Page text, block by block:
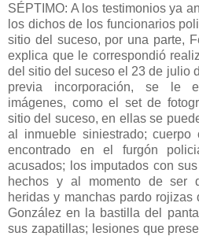
SÉPTIMO: A los testimonios ya
los dichos de los funcionarios
sitio del suceso, por una parte,
explica que le correspondió
del sitio del suceso el 23 de julio
previa incorporación, se le
imágenes, como el set de
sitio del suceso, en ellas se
al inmueble siniestrado; cuerpo
encontrado en el furgón
acusados; los imputados con
hechos y al momento de ser
heridas y manchas pardo
González en la bastilla del
sus zapatillas; lesiones que